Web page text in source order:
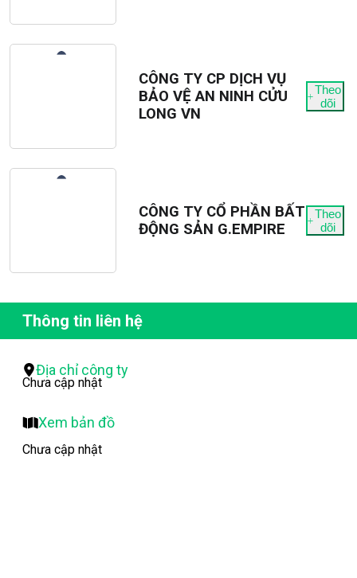
CÔNG TY CP DỊCH VỤ
BẢO VỆ AN NINH CỬU
LONG VN
Theo
dõi
CÔNG TY CỔ PHẦN BẤT
ĐỘNG SẢN G.EMPIRE
Theo
dõi
Thông tin liên hệ
Địa chỉ công ty
Chưa cập nhật
Xem bản đồ
Chưa cập nhật